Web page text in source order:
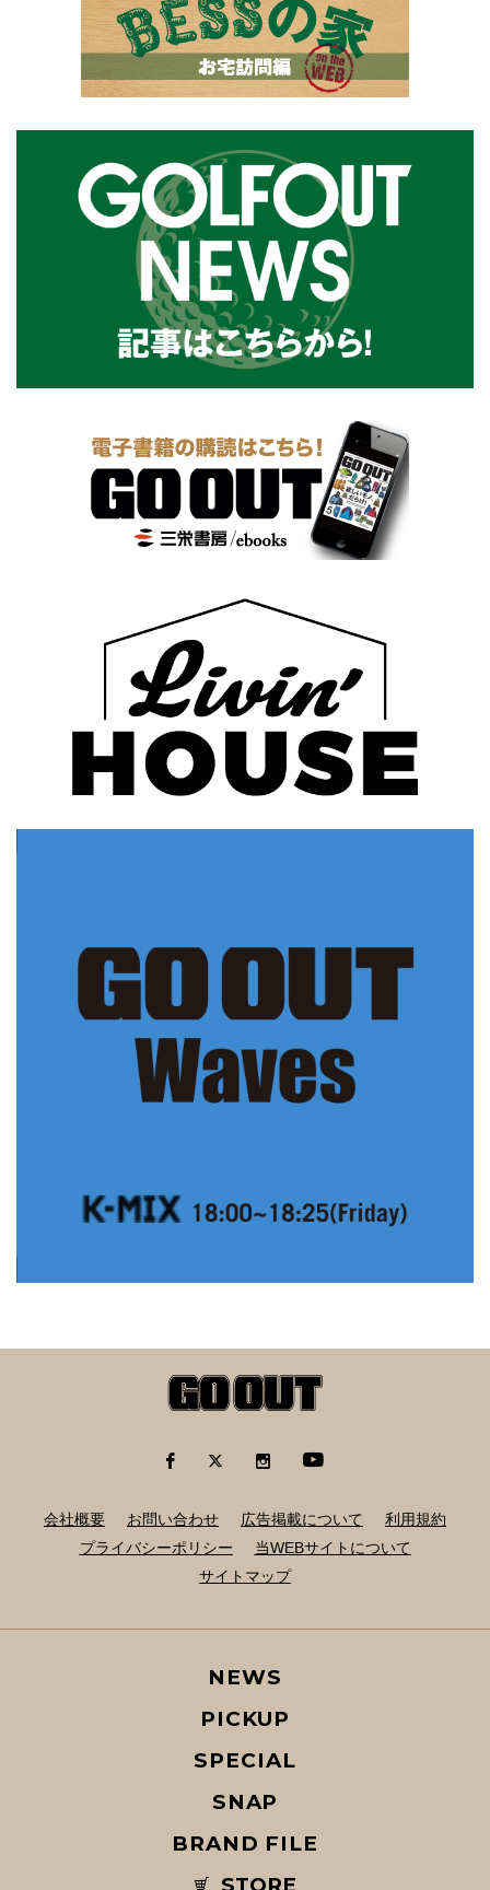
会社概要 お問い合わせ 広告掲載について
利用規約
プライバシーポリシー
当WEBサイトについて
サイトマップ
NEWS
PICKUP
SPECIAL
SNAP
BRAND FILE